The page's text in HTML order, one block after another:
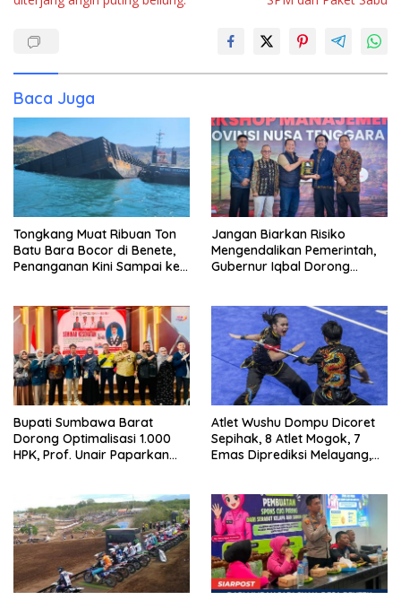
Baca Juga
Tongkang Muat Ribuan Ton
Batu Bara Bocor di Benete,
Penanganan Kini Sampai ke
Jangan Biarkan Risiko
Mengendalikan Pemerintah,
Gubernur Iqbal Dorong
Bupati Sumbawa Barat
Dorong Optimalisasi 1.000
HPK, Prof. Unair Paparkan
Atlet Wushu Dompu Dicoret
Sepihak, 8 Atlet Mogok, 7
Emas Diprediksi Melayang,